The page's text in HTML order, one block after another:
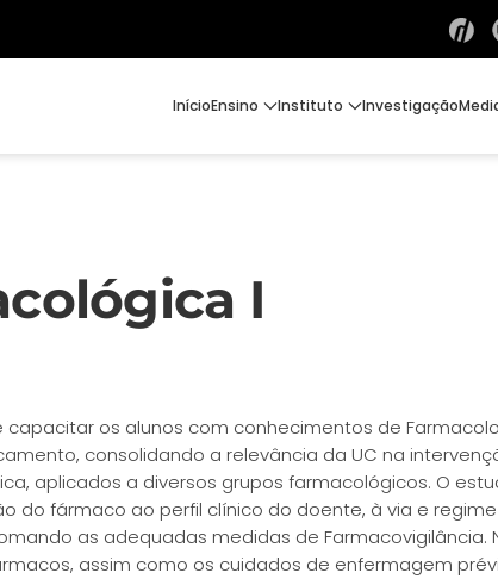
InícioEnsino Instituto Investigação
I
capacitar os alunos com conhecimentos de
consolidando a relevância da UC na
aplicados a diversos grupos farmacológicos. O
do fármaco ao perfil clínico do doente, à via e
as adequadas medidas de
assim como os cuidados de enfermagem